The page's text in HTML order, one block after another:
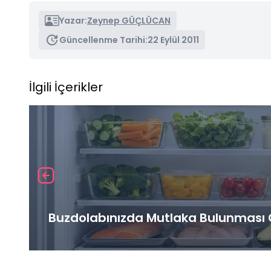
Yazar:Zeynep GÜÇLÜCAN
Güncellenme Tarihi:22 Eylül 2011
İlgili İçerikler
Buzdolabınızda Mutlaka Bulunması